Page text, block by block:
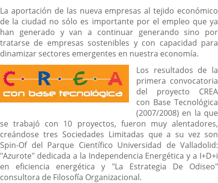
La aportación de las nueva empresas al tejido económico
de la ciudad no sólo es importante por el empleo que ya
han generado y van a continuar generando sino por
tratarse de empresas sostenibles y con capacidad para
dinamizar sectores emergentes en nuestra economía.
Los resultados de la
primera convocatoria
del proyecto CREA
con Base Tecnológica
(2007/2008) en la que
se trabajó con 10 proyectos, fueron muy alentadores,
creándose tres Sociedades Limitadas que a su vez son
Spin-Of del Parque Científico Universidad de Valladolid:
"Azurote" dedicada a la Independencia Energética y a I+D+i
en eficiencia energética y "La Estrategia De Odiseo"
consultora de Filosofía Organizacional.